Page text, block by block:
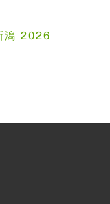
潟 2026